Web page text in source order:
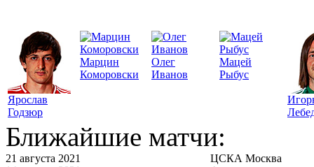
Ярослав
Годзюр
Марцин
Коморовски
Олег
Иванов
Мацей
Рыбус
Ближайшие матчи:
21 августа 2021
ЦСКА Москва